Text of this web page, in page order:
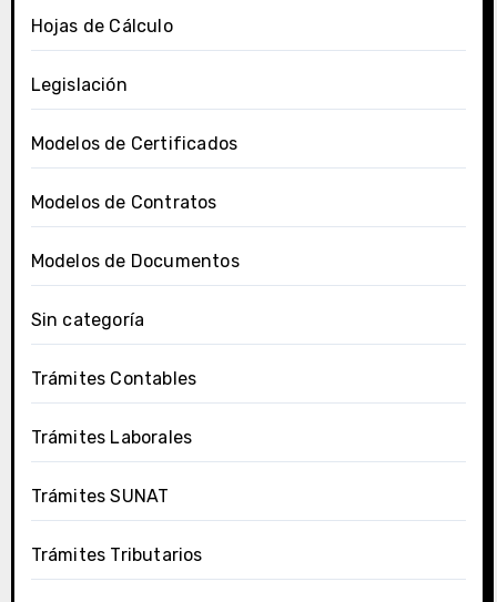
Hojas de Cálculo
Legislación
Modelos de Certificados
Modelos de Contratos
Modelos de Documentos
Sin categoría
Trámites Contables
Trámites Laborales
Trámites SUNAT
Trámites Tributarios